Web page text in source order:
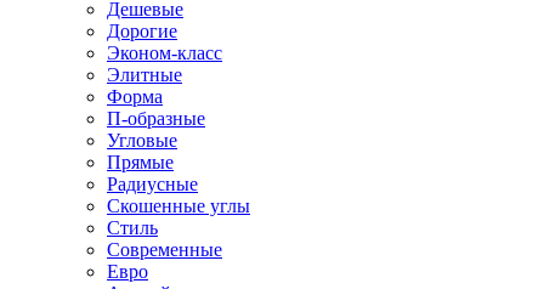
Дешевые
Дорогие
Эконом-класс
Элитные
Форма
П-образные
Угловые
Прямые
Радиусные
Скошенные углы
Стиль
Современные
Евро